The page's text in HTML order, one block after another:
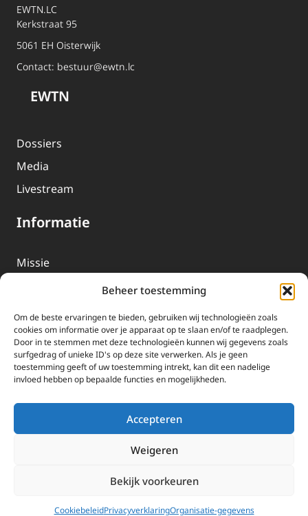
Beheer toestemming
Om de beste ervaringen te bieden, gebruiken wij technologieën zoals
cookies om informatie over je apparaat op te slaan en/of te raadplegen.
Door in te stemmen met deze technologieën kunnen wij gegevens zoals
surfgedrag of unieke ID's op deze site verwerken. Als je geen
toestemming geeft of uw toestemming intrekt, kan dit een nadelige
invloed hebben op bepaalde functies en mogelijkheden.
Accepteren
Weigeren
Bekijk voorkeuren
CookiebeleidPrivacyverklaringOrganisatie-gegevens
EWTN.LC
Kerkstraat 95
5061 EH Oisterwijk
Contact: bestuur@ewtn.lc
EWTN
Dossiers
Media
Livestream
Informatie
Missie
EWTN-Team
Organisatiegegevens
Doneren
EWTN wordt uitsluitend gefinancierd door uw donaties.
Wij ontvangen bewust geen advertentie-inkomsten of
Landen |Cookies|Privacyverklaring